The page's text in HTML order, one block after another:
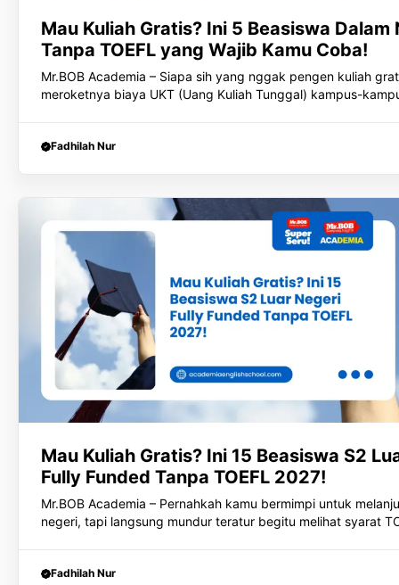
Mau Kuliah Gratis? Ini 5 Beasiswa Dalam
Tanpa TOEFL yang Wajib Kamu Coba!
Mr.BOB Academia – Siapa sih yang nggak pengen kuliah
meroketnya biaya UKT (Uang Kuliah Tunggal) kampus-
Fadhilah Nur
Mau Kuliah Gratis? Ini 15 Beasiswa S2
Fully Funded Tanpa TOEFL 2027!
Mr.BOB Academia – Pernahkah kamu bermimpi untuk
negeri, tapi langsung mundur teratur begitu melihat syarat
Fadhilah Nur